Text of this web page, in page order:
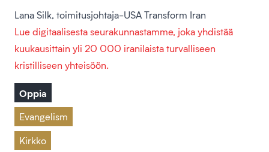
Lana Silk, toimitusjohtaja-USA Transform Iran
Lue digitaalisesta seurakunnastamme, joka yhdistää
kuukausittain yli 20 000 iranilaista turvalliseen
kristilliseen yhteisöön.
Oppia
Evangelism
Kirkko